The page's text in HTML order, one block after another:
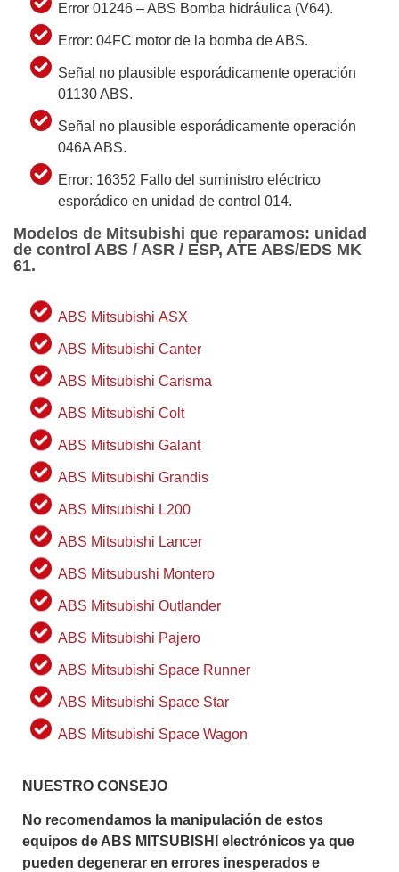
Error 01246 – ABS Bomba hidráulica (V64).
Error: 04FC motor de la bomba de ABS.
Señal no plausible esporádicamente operación
01130 ABS.
Señal no plausible esporádicamente operación
046A ABS.
Error: 16352 Fallo del suministro eléctrico
esporádico en unidad de control 014.
Modelos de Mitsubishi que reparamos: unidad
de control ABS / ASR / ESP, ATE ABS/EDS MK
61.
ABS Mitsubishi ASX
ABS Mitsubishi Canter
ABS Mitsubishi Carisma
ABS Mitsubishi Colt
ABS Mitsubishi Galant
ABS Mitsubishi Grandis
ABS Mitsubishi L200
ABS Mitsubishi Lancer
ABS Mitsubushi Montero
ABS Mitsubishi Outlander
ABS Mitsubishi Pajero
ABS Mitsubishi Space Runner
ABS Mitsubishi Space Star
ABS Mitsubishi Space Wagon
NUESTRO CONSEJO
No recomendamos la manipulación de estos
equipos de ABS MITSUBISHI electrónicos ya que
pueden degenerar en errores inesperados e